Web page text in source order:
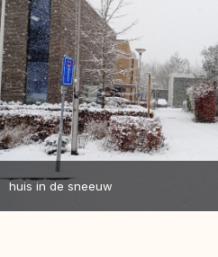
huis in de sneeuw